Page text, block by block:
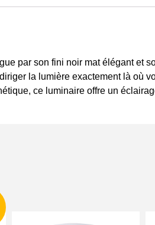
par son fini noir mat élégant et
la lumière exactement là où
ce luminaire offre un